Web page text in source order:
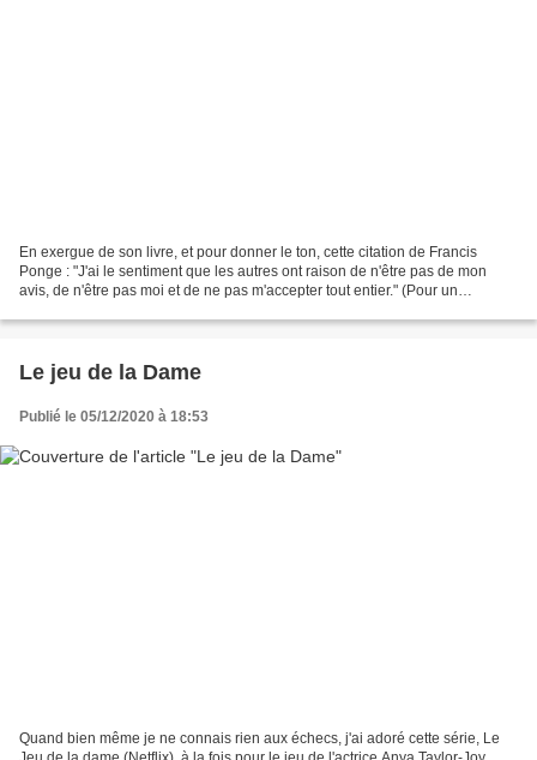
En exergue de son livre, et pour donner le ton, cette citation de Francis
Ponge : "J'ai le sentiment que les autres ont raison de n'être pas de mon
avis, de n'être pas moi et de ne pas m'accepter tout entier." (Pour un
Le jeu de la Dame
Publié le 05/12/2020 à 18:53
Quand bien même je ne connais rien aux échecs, j'ai adoré cette série, Le